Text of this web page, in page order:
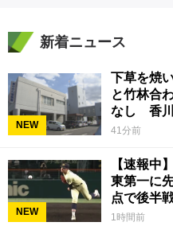
新着ニュース
NEW
下草を焼
と竹林合
なし 香川
41分前
NEW
【速報中
東第一に
点で後半
1時間前